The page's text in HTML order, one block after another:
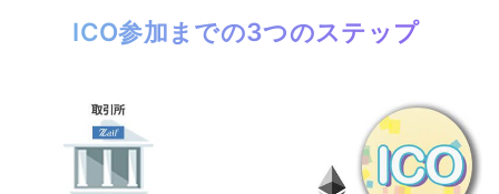
ICO参加までの3つのステップ